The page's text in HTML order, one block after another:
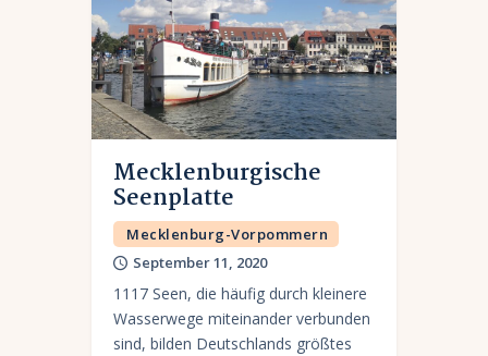
Mecklenburgische
Seenplatte
Mecklenburg-Vorpommern
September 11, 2020
1117 Seen, die häufig durch kleinere
Wasserwege miteinander verbunden
sind, bilden Deutschlands größtes